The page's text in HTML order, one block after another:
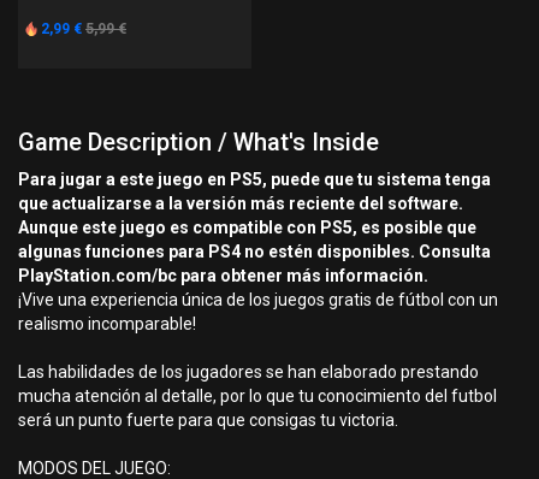
2,99 € 5,99 €
Game Description / What's Inside
Para jugar a este juego en PS5, puede que tu sistema tenga
que actualizarse a la versión más reciente del software.
Aunque este juego es compatible con PS5, es posible que
algunas funciones para PS4 no estén disponibles. Consulta
PlayStation.com/bc para obtener más información.
¡Vive una experiencia única de los juegos gratis de fútbol con un
realismo incomparable!
Las habilidades de los jugadores se han elaborado prestando
mucha atención al detalle, por lo que tu conocimiento del futbol
será un punto fuerte para que consigas tu victoria.
MODOS DEL JUEGO: